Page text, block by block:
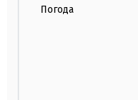
Погода